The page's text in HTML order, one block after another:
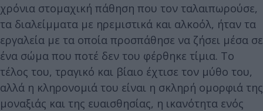
χρόνια στομαχική πάθηση που τον ταλαιπωρούσε,
τα διαλείμματα με ηρεμιστικά και αλκοόλ, ήταν τα
εργαλεία με τα οποία προσπάθησε να ζήσει μέσα σε
ένα σώμα που ποτέ δεν του φέρθηκε τίμια. Το
τέλος του, τραγικό και βίαιο έχτισε τον μύθο του,
αλλά η κληρονομιά του είναι η σκληρή ομορφιά της
μοναξιάς και της ευαισθησίας, η ικανότητα ενός